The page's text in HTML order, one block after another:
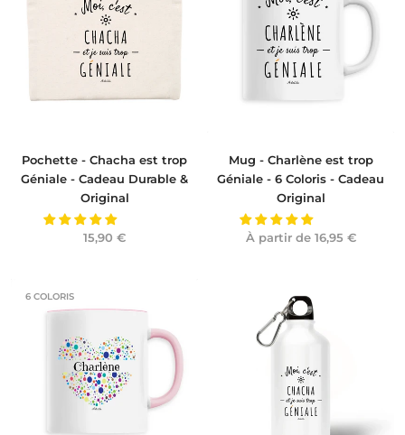
Pochette - Chacha est trop
Géniale - Cadeau Durable &
Original
15,90 €
Mug - Charlène est trop
Géniale - 6 Coloris - Cadeau
Original
À partir de 16,95 €
6 COLORIS